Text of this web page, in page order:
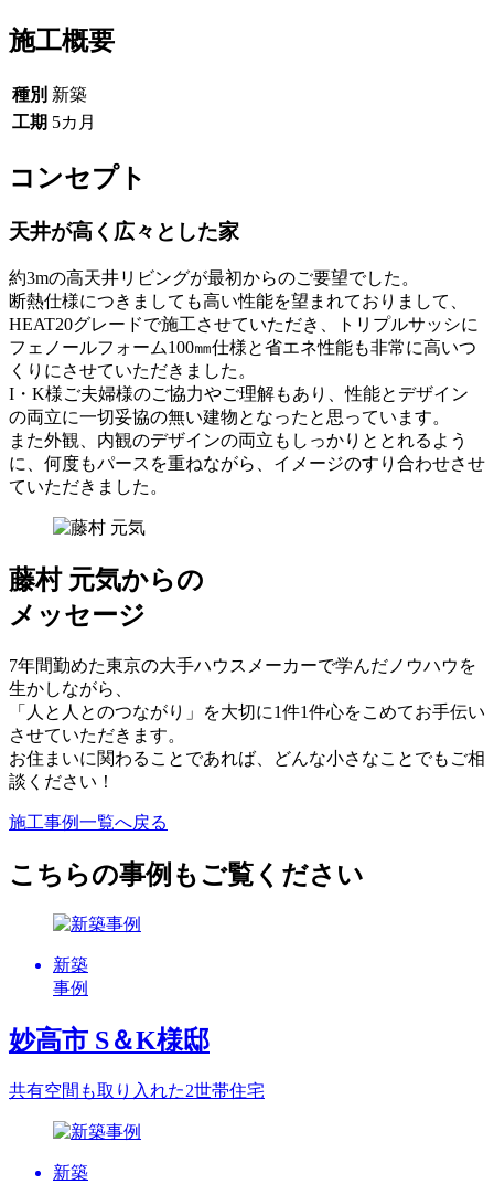
施工概要
種別 新築
工期 5カ月
コンセプト
天井が高く広々とした家
約3mの高天井リビングが最初からのご要望でした。
断熱仕様につきましても高い性能を望まれておりまして、
HEAT20グレードで施工させていただき、トリプルサッシに
フェノールフォーム100㎜仕様と省エネ性能も非常に高いつ
くりにさせていただきました。
I・K様ご夫婦様のご協力やご理解もあり、性能とデザイン
の両立に一切妥協の無い建物となったと思っています。
また外観、内観のデザインの両立もしっかりととれるよう
に、何度もパースを重ねながら、イメージのすり合わせさせ
ていただきました。
藤村 元気からの
メッセージ
7年間勤めた東京の大手ハウスメーカーで学んだノウハウを
生かしながら、
「人と人とのつながり」を大切に1件1件心をこめてお手伝い
させていただきます。
お住まいに関わることであれば、どんな小さなことでもご相
談ください！
施工事例一覧へ戻る
こちらの事例もご覧ください
新築
事例
妙高市 S＆K様邸
共有空間も取り入れた2世帯住宅
新築